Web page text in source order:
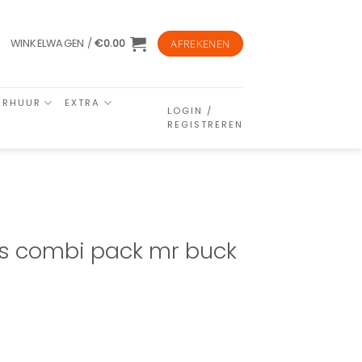
WINKELWAGEN /€0.00 AFREKENEN
EXTRA
LOGIN /
REGISTREREN
combi pack mr buck